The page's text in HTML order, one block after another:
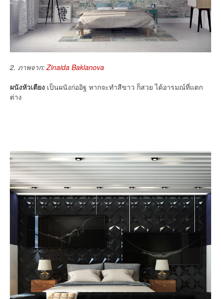
2. ภาพจาก: Zinaida Baklanova
ผนังหัวเตียง เป็นผนังก่ออิฐ หากจะทำสีขาว ก็สวย ได้อารมณ์ที่แตก
ต่าง